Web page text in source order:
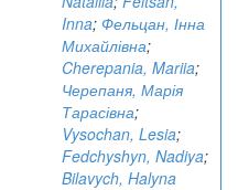
Inna; Фельцан, Інна
Михайлівна;
Cherepania, Mariia;
Черепаня, Марія
Тарасівна;
Vysochan, Lesia;
Fedchyshyn, Nadiya;
Bilavych, Halyna